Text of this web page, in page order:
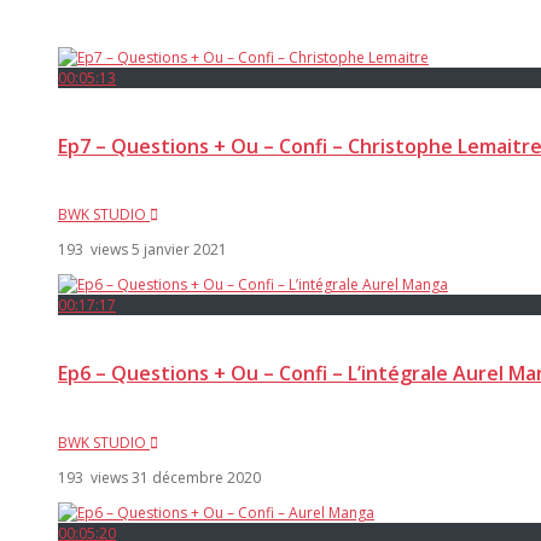
00:05:13
Ep7 – Questions + Ou – Confi – Christophe Lemaitre
BWK STUDIO
193 views5 janvier 2021
00:17:17
Ep6 – Questions + Ou – Confi – L’intégrale Aurel
BWK STUDIO
193 views31 décembre 2020
00:05:20